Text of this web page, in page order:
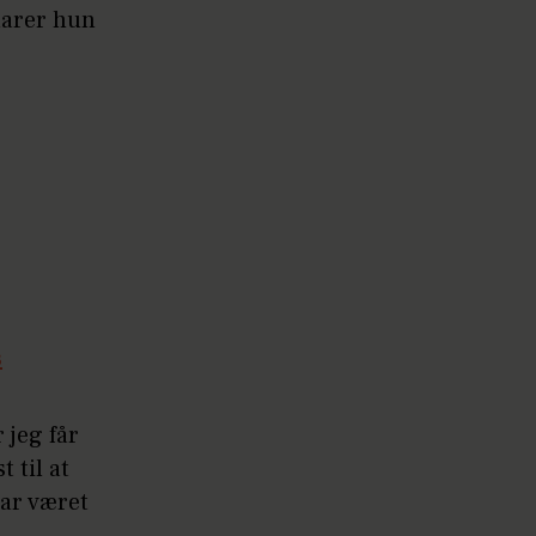
hun
jeg får
til at
været